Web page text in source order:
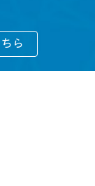
ら